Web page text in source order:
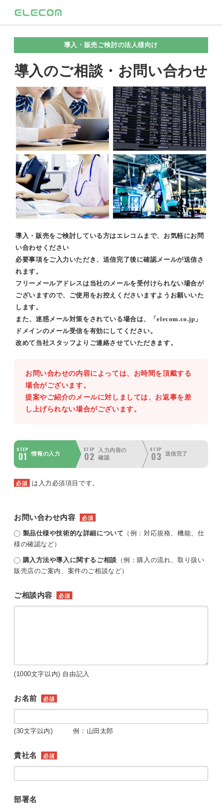
導入・販売ご検討の法人様向け
導入のご相談・お問い合わせ
導入・販売をご検討している方はエレコムまで、お気軽にお問
い合わせください
必要事項をご入力いただき、送信完了後に確認メールが送信さ
れます。
フリーメールアドレスは当社のメールを受付けられない場合が
ございますので、ご使用をお控えくださいますようお願いいた
します。
また、迷惑メール対策をされている場合は、「elecom.co.jp」
ドメインのメール受信を有効にしてください。
改めて当社スタッフよりご連絡させていただきます。
お問い合わせの内容によっては、お時間を頂戴する
場合がございます。
提案やご紹介のメールに対しましては、お返事を差
し上げられない場合がございます。
STEP
01 情報の入力
STEP
02
入力内容の
確認
STEP
03 送信完了
必須 は入力必須項目です。
お問い合わせ内容 必須
製品仕様や技術的な詳細について （例：対応規格、機能、仕
様の確認など）
購入方法や導入に関するご相談 （例：購入の流れ、取り扱い
販売店のご案内、案件のご相談など）
ご相談内容 必須
(1000文字以内) 自由記入
お名前 必須
(30文字以内) 例：山田太郎
貴社名 必須
部署名